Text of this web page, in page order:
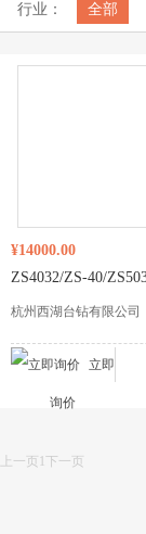
行业： 全部
¥14000.00
杭州西湖台钻有限公司
立即
询价
上一页 下一页